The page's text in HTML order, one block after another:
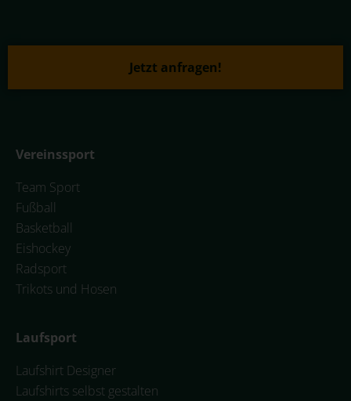
Jetzt anfragen!
Vereinssport
Team Sport
Fußball
Basketball
Eishockey
Radsport
Trikots und Hosen
Laufsport
Laufshirt Designer
Laufshirts selbst gestalten